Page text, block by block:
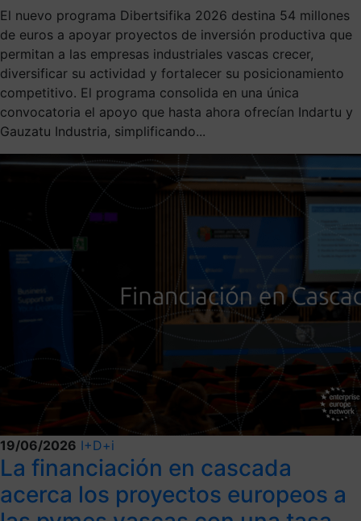
El nuevo programa Dibertsifika 2026 destina 54 millones
de euros a apoyar proyectos de inversión productiva que
permitan a las empresas industriales vascas crecer,
diversificar su actividad y fortalecer su posicionamiento
competitivo. El programa consolida en una única
convocatoria el apoyo que hasta ahora ofrecían Indartu y
Gauzatu Industria, simplificando...
19/06/2026 I+D+i
La financiación en cascada
acerca los proyectos europeos a